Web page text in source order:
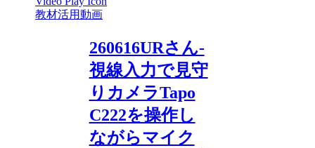
教材活用動画
260616URさん-
視線入力で見守
りカメラTapo
C222を操作し
ながらマイク